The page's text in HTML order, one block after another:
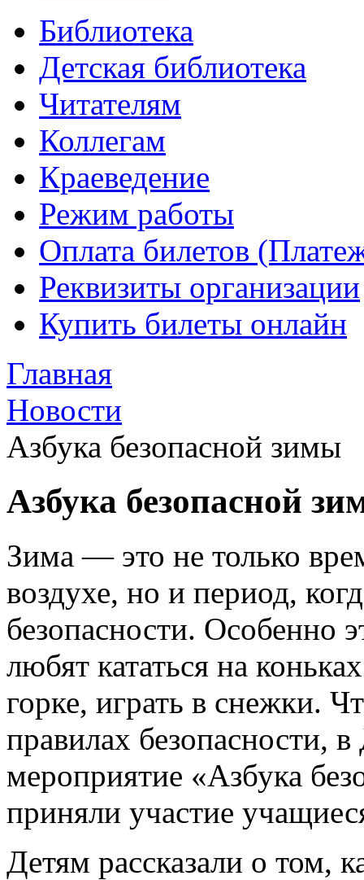
Библиотека
Детская библиотека
Читателям
Коллегам
Краеведение
Режим работы
Оплата билетов
Реквизиты организации
Купить билеты онлайн
Главная
Новости
Азбука безопасной зимы
Азбука безопасной
Зима — это не только
воздухе, но и период,
безопасности. Особенно
любят кататься на
горке, играть в снежки.
правилах безопасности,
мероприятие «Азбука
приняли участие
Детям рассказали о том,